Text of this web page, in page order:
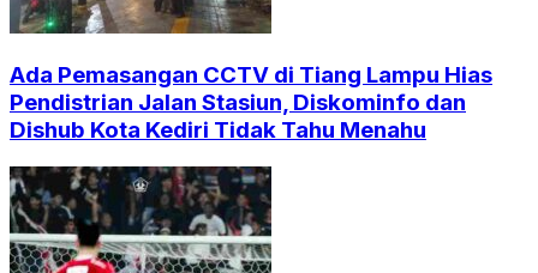
Ada Pemasangan CCTV di Tiang Lampu Hias
Pendistrian Jalan Stasiun, Diskominfo dan
Dishub Kota Kediri Tidak Tahu Menahu